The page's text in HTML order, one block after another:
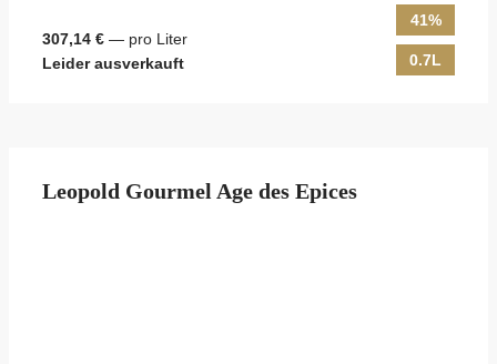
307,14 € — pro Liter
Leider ausverkauft
41%
0.7L
Leopold Gourmel Age des Epices